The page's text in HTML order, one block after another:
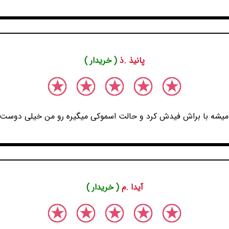
پانیذ .ذ ( خریدار )
میشه با براش فیدش کرد و حالت اسموکی میگیره رو من خیلی
آیدا .م( خریدار )